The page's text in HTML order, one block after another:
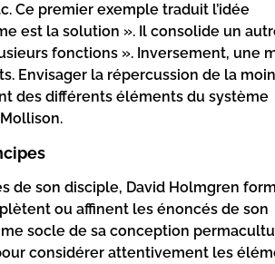
Ce premier exemple traduit l’idée
est la solution ». Il consolide un
fonctions ». Inversement, une
Envisager la répercussion de la
des différents éléments du système
de son disciple, David Holmgren
ou affinent les énoncés de son
socle de sa conception
considérer attentivement les